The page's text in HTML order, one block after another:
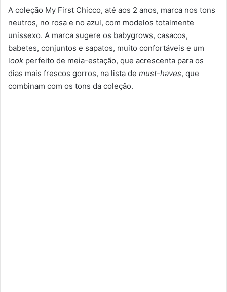
A coleção My First Chicco, até aos 2 anos, marca nos tons
neutros, no rosa e no azul, com modelos totalmente
unissexo. A marca sugere os babygrows, casacos,
babetes, conjuntos e sapatos, muito confortáveis e um
look perfeito de meia-estação, que acrescenta para os
dias mais frescos gorros, na lista de must-haves, que
combinam com os tons da coleção.